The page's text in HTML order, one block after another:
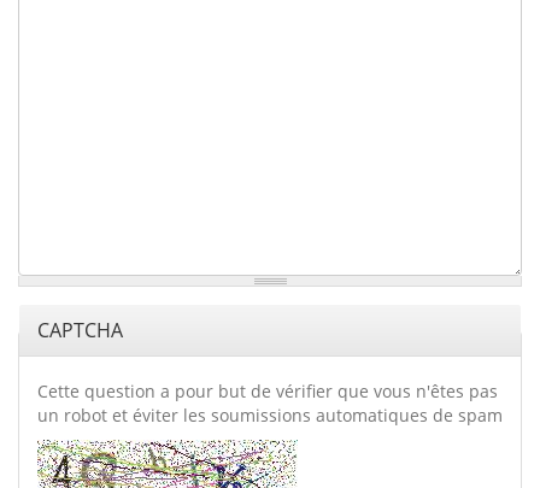
CAPTCHA
Cette question a pour but de vérifier que vous n'êtes pas
un robot et éviter les soumissions automatiques de spam